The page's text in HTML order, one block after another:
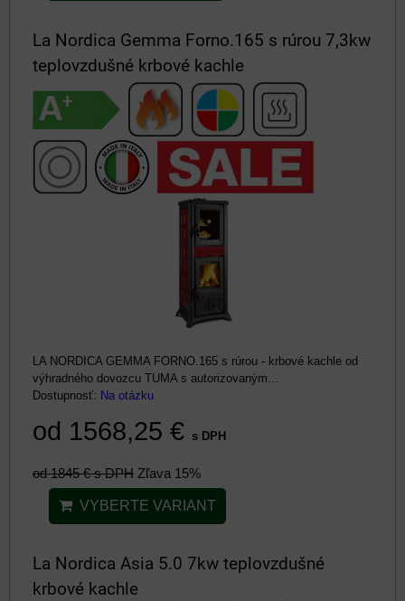
La Nordica Gemma Forno.165 s rúrou 7,3kw
teplovzdušné krbové kachle
LA NORDICA GEMMA FORNO.165 s rúrou - krbové kachle od
výhradného dovozcu TUMA s autorizovaným...
Dostupnosť: Na otázku
od 1568,25 € s DPH
od 1845 €s DPH Zľava 15%
VYBERTE VARIANT
La Nordica Asia 5.0 7kw teplovzdušné
krbové kachle